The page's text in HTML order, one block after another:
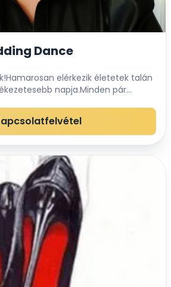
Dance
elérkezik életetek talán
napja.Minden pár
az esküvőjén, nem igaz? Ha egy
kreatív koreográfi...